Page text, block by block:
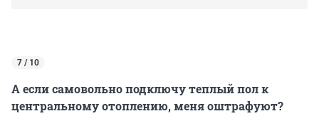
7 / 10
А если самовольно подключу теплый пол к
центральному отоплению, меня оштрафуют?